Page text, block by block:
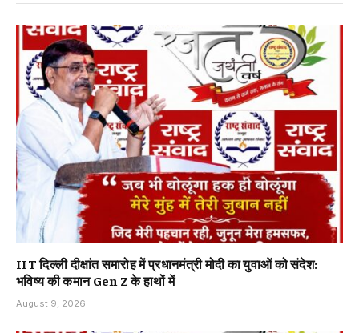
IIT दिल्ली दीक्षांत समारोह में प्रधानमंत्री मोदी का युवाओं को संदेश:
भविष्य की कमान Gen Z के हाथों में
August 9, 2026